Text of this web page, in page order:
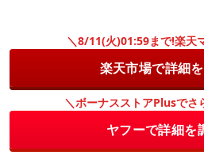
＼8/11(火)01:59まで!楽天
楽天市場で詳細
＼ボーナスストアPlusでさ
ヤフーで詳細を